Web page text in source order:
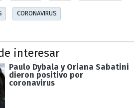
CORONAVIRUS
interesar
Paulo Dybala y Oriana Sabatini
dieron positivo por
coronavirus